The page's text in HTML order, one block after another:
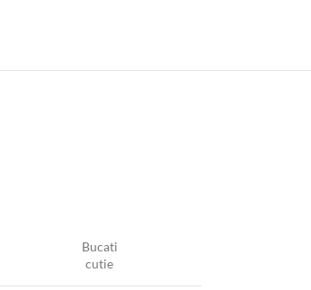
Bucati
cutie